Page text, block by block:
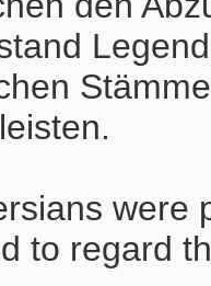
were
to regard